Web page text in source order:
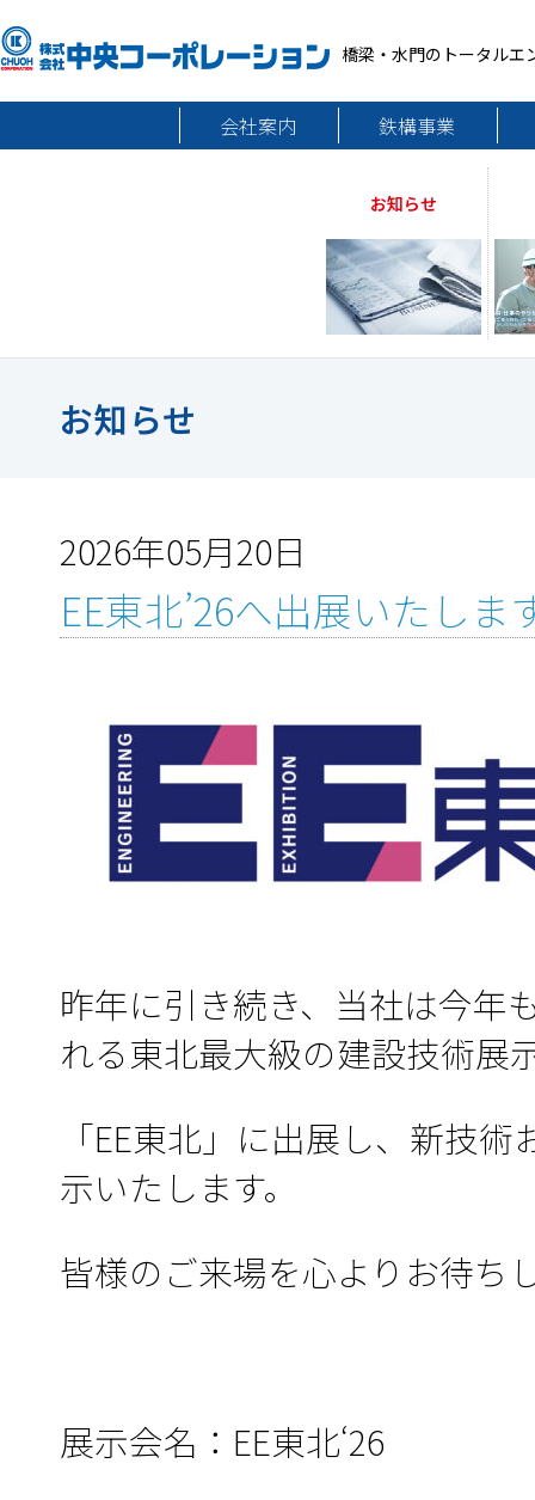
橋梁・水門のトータルエ
会社案内 鉄構事業
お知らせ
お知らせ
2026年05月20日
EE東北’26へ出展いたしま
昨年に引き続き、当社は今年
れる東北最大級の建設技術展
「EE東北」に出展し、新技
示いたします。
皆様のご来場を心よりお待ち
展示会名：EE東北‘26